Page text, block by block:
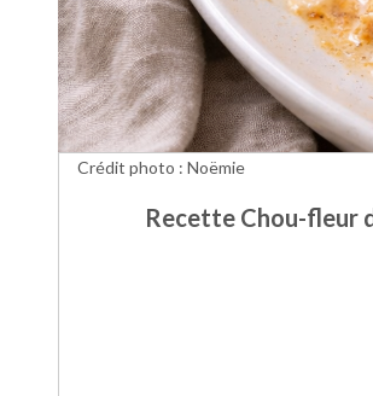
Recette Chou-fleur
Crédit photo : Noëmie